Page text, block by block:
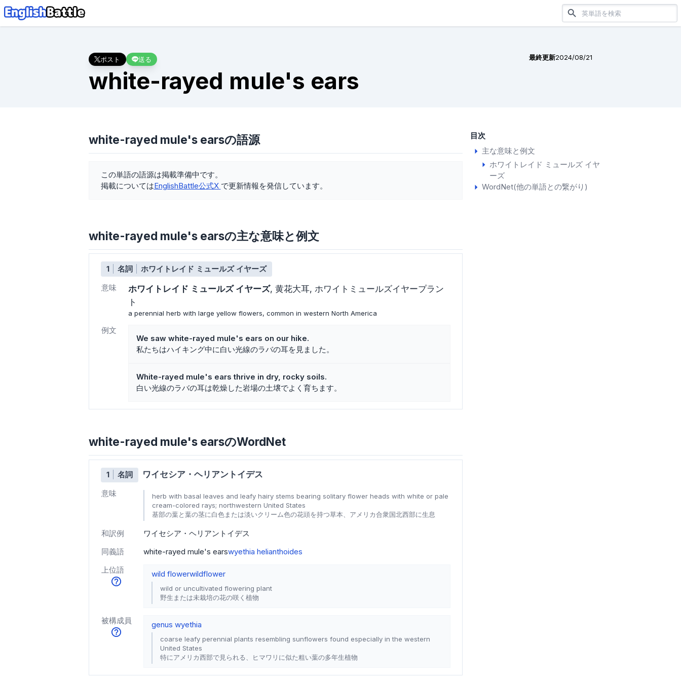
ポスト 送る 最終更新2024/08/21
white-rayed mule's ears
目次
主な意味と例文
ホワイトレイド ミュールズ イヤ
ーズ
WordNet(他の単語との繋がり)
white-rayed mule's earsの語源
この単語の語源は掲載準備中です。
掲載についてはEnglishBattle公式X で更新情報を発信しています。
white-rayed mule's earsの主な意味と例文
1 名詞
ホワイトレイド ミュールズ イヤーズ
意味
ホワイトレイド ミュールズ イヤーズ 黄花大耳 ホワイトミュールズイヤープラン
ト
a perennial herb with large yellow flowers, common in western North America
例文
We saw white-rayed mule's ears on our hike.
私たちはハイキング中に白い光線のラバの耳を見ました。
White-rayed mule's ears thrive in dry, rocky soils.
白い光線のラバの耳は乾燥した岩場の土壌でよく育ちます。
white-rayed mule's earsのWordNet
1 名詞 ワイセシア・ヘリアントイデス
意味
herb with basal leaves and leafy hairy stems bearing solitary flower heads with white or pale
cream-colored rays; northwestern United States
基部の葉と葉の茎に白色または淡いクリーム色の花頭を持つ草本、アメリカ合衆国北西部に生息
和訳例
ワイセシア・ヘリアントイデス
同義語
white-rayed mule's earswyethia helianthoides
上位語
wild flowerwildflower
wild or uncultivated flowering plant
野生または未栽培の花の咲く植物
被構成員 genus wyethia
coarse leafy perennial plants resembling sunflowers found especially in the western
United States
特にアメリカ西部で見られる、ヒマワリに似た粗い葉の多年生植物